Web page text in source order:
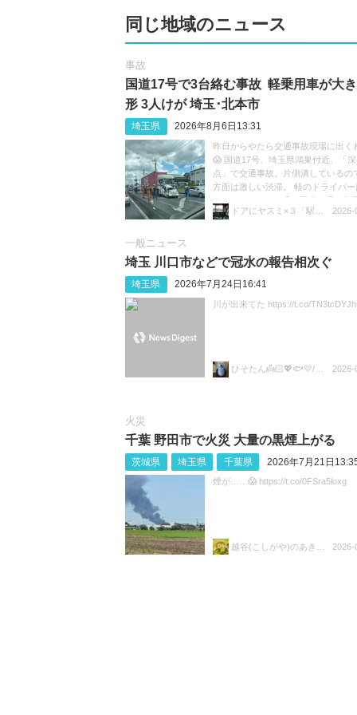
同じ地域のニュース
事故
国道17号で3台絡む事故 軽乗用車が大
形 3人けが 埼玉･北本市
埼玉県 2026年8月6日13:31
昨日からやたら交通事故現場に出く
😱 国道17号、埼玉県鴻巣付近、「
点」で交通事故。片側潰しているの
方面は激しい渋滞。 軽のドライバー
ているのだろうか😓 #国道17号 #交
渋滞 https://t.co/sGeXdbCMfk
2026-
一般ニュース
埼玉 川口市などで冠水の報告相次ぐ
埼玉県 2026年7月24日16:41
川が出来てた https://t.co/
2026-
火災
千葉 野田市で火災 大量の黒煙上がる
茨城県 埼玉県 千葉県 2026年7月21日
煙が……😱 https://t.co/0FSra5loxg
2026-